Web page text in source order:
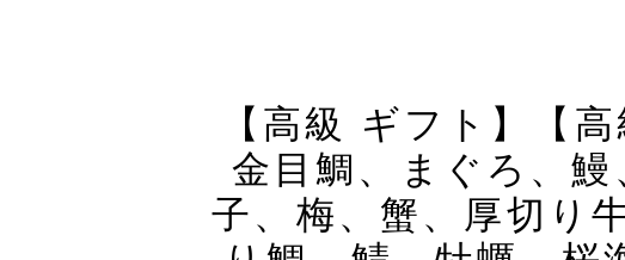
【高級 ギフト】【
金目鯛、まぐろ、
子、梅、蟹、厚切り